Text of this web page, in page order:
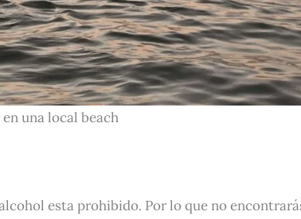
una local beach
esta prohibido. Por lo que no